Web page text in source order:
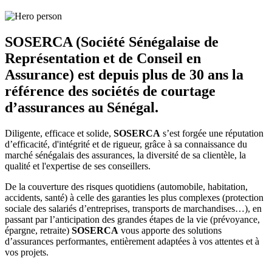
SOSERCA (Société Sénégalaise de
Représentation et de Conseil en
Assurance) est depuis plus de 30 ans la
référence des sociétés de courtage
d’assurances au Sénégal.
Diligente, efficace et solide, SOSERCA s’est forgée une réputation
d’efficacité, d'intégrité et de rigueur, grâce à sa connaissance du
marché sénégalais des assurances, la diversité de sa clientèle, la
qualité et l'expertise de ses conseillers.
De la couverture des risques quotidiens (automobile, habitation,
accidents, santé) à celle des garanties les plus complexes (protection
sociale des salariés d’entreprises, transports de marchandises…), en
passant par l’anticipation des grandes étapes de la vie (prévoyance,
épargne, retraite) SOSERCA vous apporte des solutions
d’assurances performantes, entièrement adaptées à vos attentes et à
vos projets.